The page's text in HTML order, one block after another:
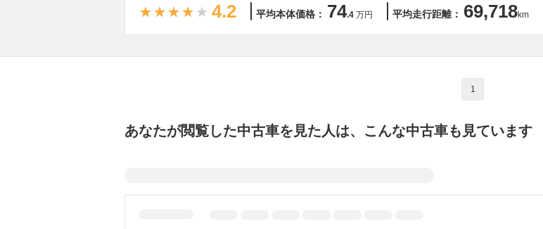
4.2 平均本体価格： 74.4 万円 平均走行距離： 69,718km
1
あなたが閲覧した中古車を見た人は、こんな中古車も見ています